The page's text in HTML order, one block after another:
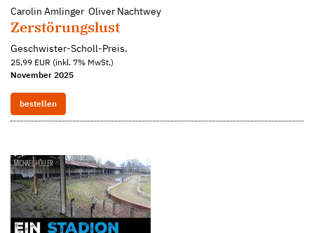
Carolin Amlinger Oliver Nachtwey
Zerstörungslust
Geschwister-Scholl-Preis.
25,99 EUR (inkl. 7% MwSt.)
November 2025
bestellen